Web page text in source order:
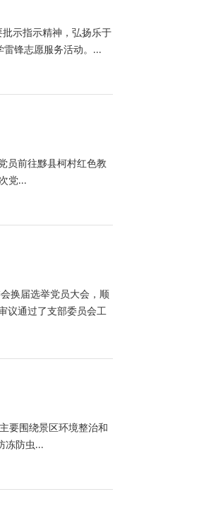
批示指示精神，弘扬乐于
雷锋志愿服务活动。...
员前往黟县柯村红色教
党...
换届选举党员大会，顺
议通过了支部委员会工
要围绕景区环境整治和
冻防虫...